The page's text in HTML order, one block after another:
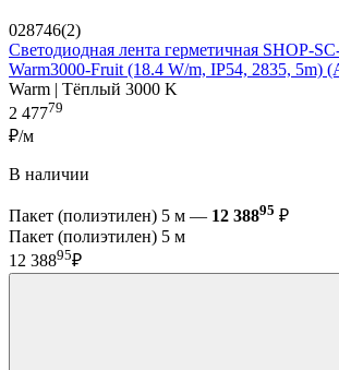
028746(2)
Светодиодная лента герметичная SHOP-
Warm3000-Fruit (18.4 W/m, IP54, 2835, 5m)
Warm | Тёплый 3000 K
2 47779
₽/м
В наличии
Пакет (полиэтилен) 5 м — 12 38895 ₽
Пакет (полиэтилен) 5 м
12 38895₽